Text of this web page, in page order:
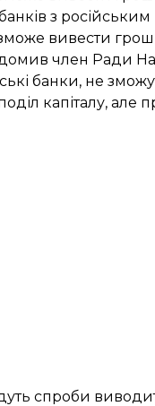
з
вивести
член Ради
банки, не
капіталу, але
спроби